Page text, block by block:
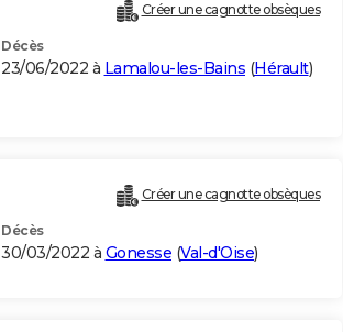
Créer une cagnotte obsèques
Décès
23/06/2022 à Lamalou-les-Bains (Hérault)
Créer une cagnotte obsèques
Décès
30/03/2022 à Gonesse (Val-d'Oise)